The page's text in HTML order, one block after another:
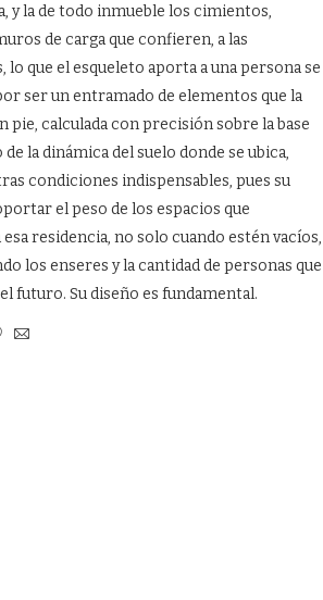
y la de todo inmueble los cimientos,
de carga que confieren, a las
lo que el esqueleto aporta a una persona se
ser un entramado de elementos que la
pie, calculada con precisión sobre la base
la dinámica del suelo donde se ubica,
condiciones indispensables, pues su
el peso de los espacios que
residencia, no solo cuando estén vacíos,
los enseres y la cantidad de personas que
futuro. Su diseño es fundamental.